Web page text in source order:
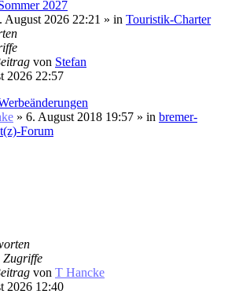
2027
August 2026 22:21 » in Touristik-Charter
von Stefan
2026 22:57
» 6. August 2018 19:57 » in bremer-
Forum
Zugriffe
von T Hancke
2026 12:40